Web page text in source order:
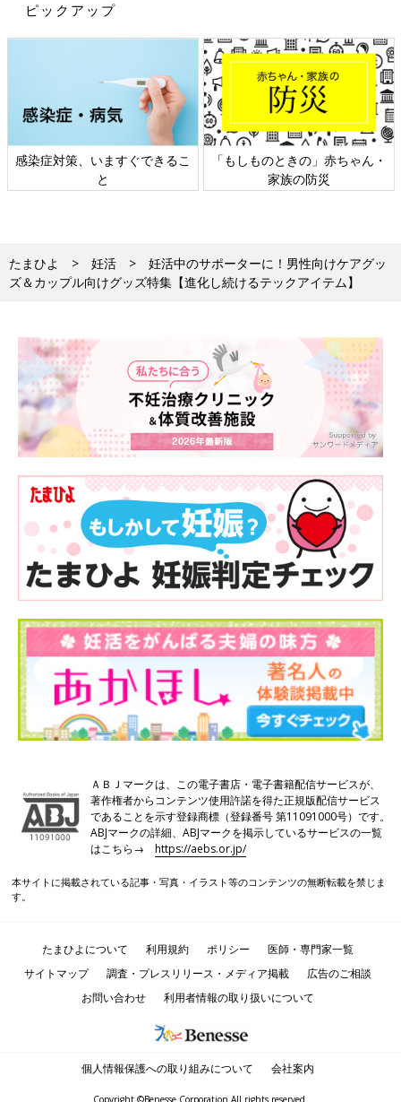
ピックアップ
日本外来小児科学会リーフレッ
ト検討会
六星占術 細木かおりさんの人生
相談
たまひよ 妊活
妊活中のサポーターに！男性向けケアグッ
ズ＆カップル向けグッズ特集【進化し続けるテックアイテム】
ＡＢＪマークは、この電子書店・電子書籍配信サービスが、
著作権者からコンテンツ使用許諾を得た正規版配信サービス
であることを示す登録商標（登録番号 第11091000号）です。
ABJマークの詳細、ABJマークを掲示しているサービスの一覧
はこちら→https://aebs.or.jp/
本サイトに掲載されている記事・写真・イラスト等のコンテンツの無断転載を禁じま
す。
たまひよについて 利用規約 ポリシー
医師・専門家一覧
サイトマップ
調査・プレスリリース・メディア掲載
広告のご相談
お問い合わせ
利用者情報の取り扱いについて
個人情報保護への取り組みについて 会社案内